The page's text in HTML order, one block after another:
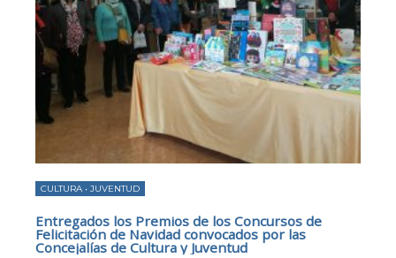
CULTURA • JUVENTUD
Entregados los Premios de los Concursos de
Felicitación de Navidad convocados por las
Concejalías de Cultura y Juventud